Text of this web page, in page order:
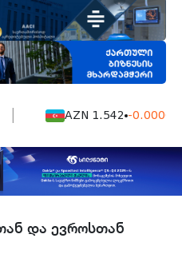
AZN 1.542 -0.0006
და ევროსთან